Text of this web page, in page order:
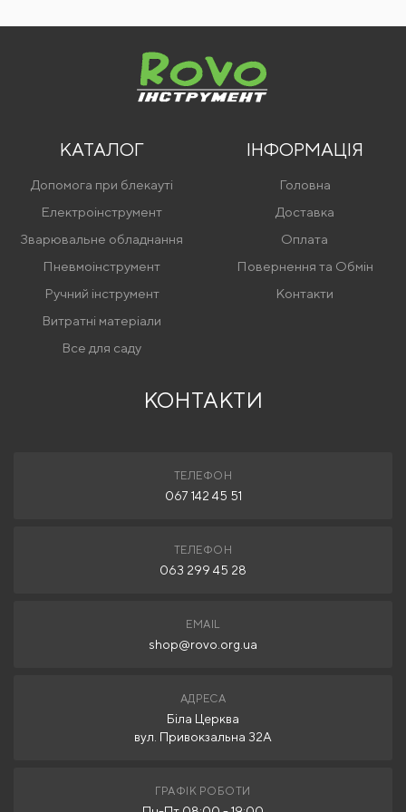
КАТАЛОГ
Допомога при блекауті
Електроінструмент
Зварювальне обладнання
Пневмоінструмент
Ручний інструмент
Витратні матеріали
Все для саду
ІНФОРМАЦІЯ
Головна
Доставка
Оплата
Повернення та Обмін
Контакти
КОНТАКТИ
ТЕЛЕФОН
067 142 45 51
ТЕЛЕФОН
063 299 45 28
EMAIL
shop@rovo.org.ua
АДРЕСА
Біла Церква
вул. Привокзальна 32А
ГРАФІК РОБОТИ